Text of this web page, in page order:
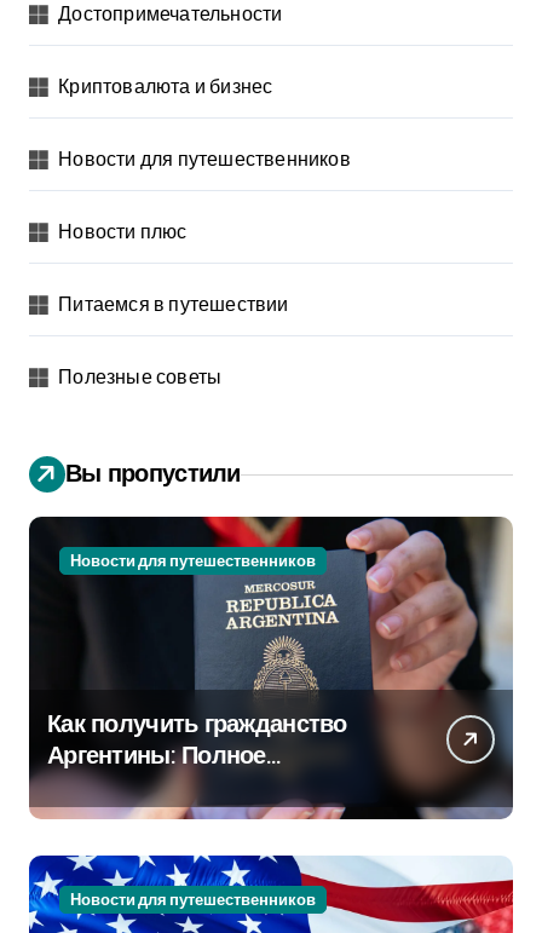
Достопримечательности
Криптовалюта и бизнес
Новости для путешественников
Новости плюс
Питаемся в путешествии
Полезные советы
Вы пропустили
Новости для путешественников
Как получить гражданство
Аргентины: Полное
руководство
Новости для путешественников